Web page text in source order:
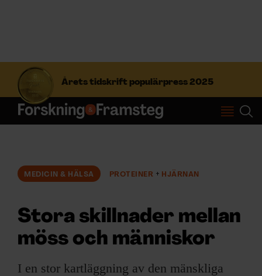
Årets tidskrift populärpress 2025
S
f
t
Prenumerera
ÄMNEN
ARKIV & E-TIDNING
MEDICIN & HÄLSA PROTEINER HJÄRNAN
Stora skillnader mellan
möss och människor
I en stor kartläggning av den mänskliga